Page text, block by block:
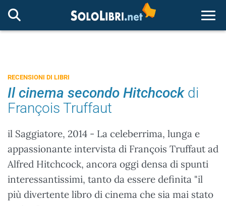
RECENSIONI DI LIBRI
Il cinema secondo Hitchcockdi
François Truffaut
il Saggiatore, 2014 - La celeberrima, lunga e
appassionante intervista di François Truffaut ad
Alfred Hitchcock, ancora oggi densa di spunti
interessantissimi, tanto da essere definita "il
più divertente libro di cinema che sia mai stato